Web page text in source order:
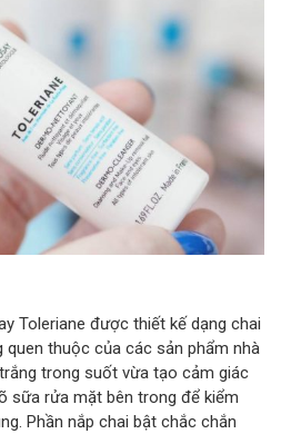
Toleriane được thiết kế dạng chai
thuộc của các sản phẩm nhà
trong suốt vừa tạo cảm giác
sữa rửa mặt bên trong để kiểm
Phần nắp chai bật chắc chắn